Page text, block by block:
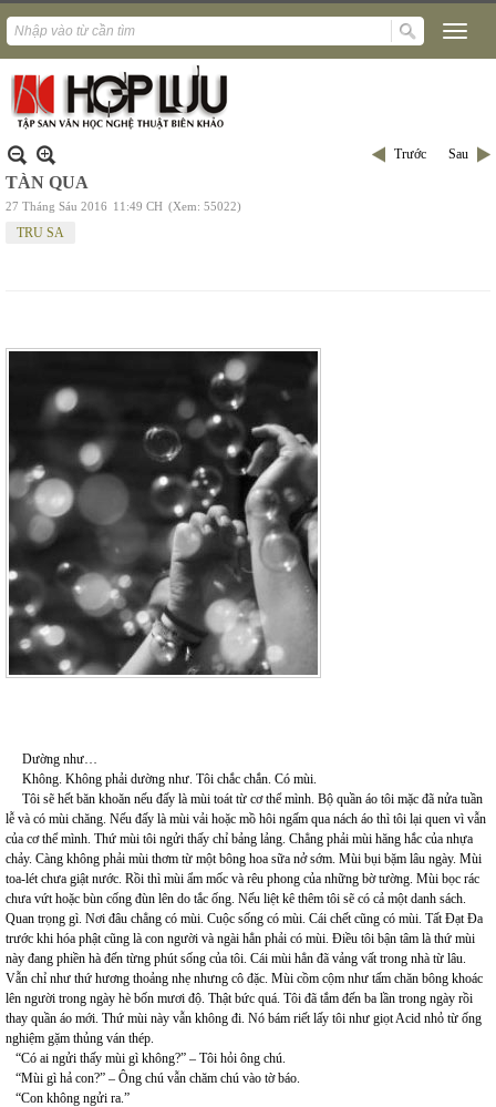
Trước Sau
TÀN QUA
27 Tháng Sáu 2016 11:49 CH (Xem: 55022)
TRU SA
Dường như…
Không. Không phải dường như. Tôi chắc chắn. Có mùi.
Tôi sẽ hết băn khoăn nếu đấy là mùi toát từ cơ thể mình. Bộ quần áo tôi mặc đã nửa tuần
lễ và có mùi chăng. Nếu đấy là mùi vải hoặc mồ hôi ngấm qua nách áo thì tôi lại quen vì vẫn
của cơ thể mình. Thứ mùi tôi ngửi thấy chỉ bảng lảng. Chẳng phải mùi hăng hắc của nhựa
chảy. Càng không phải mùi thơm từ một bông hoa sữa nở sớm. Mùi bụi bặm lâu ngày. Mùi
toa-lét chưa giật nước. Rồi thì mùi ẩm mốc và rêu phong của những bờ tường. Mùi bọc rác
chưa vứt hoặc bùn cống đùn lên do tắc ống. Nếu liệt kê thêm tôi sẽ có cả một danh sách.
Quan trọng gì. Nơi đâu chẳng có mùi. Cuộc sống có mùi. Cái chết cũng có mùi. Tất Đạt Đa
trước khi hóa phật cũng là con người và ngài hẳn phải có mùi. Điều tôi bận tâm là thứ mùi
này đang phiền hà đến từng phút sống của tôi. Cái mùi hẳn đã vảng vất trong nhà từ lâu.
Vẫn chỉ như thứ hương thoảng nhẹ nhưng cô đặc. Mùi cồm cộm như tấm chăn bông khoác
lên người trong ngày hè bốn mươi độ. Thật bức quá. Tôi đã tắm đến ba lần trong ngày rồi
thay quần áo mới. Thứ mùi này vẫn không đi. Nó bám riết lấy tôi như giọt Acid nhỏ từ ống
nghiệm gặm thủng ván thép.
“Có ai ngửi thấy mùi gì không?” – Tôi hỏi ông chú.
“Mùi gì hả con?” – Ông chú vẫn chăm chú vào tờ báo.
“Con không ngửi ra.”